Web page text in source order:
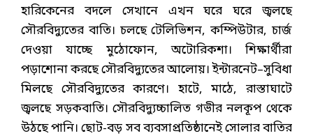
হারিকেনের বদলে সেখানে এখন ঘরে ঘরে জ্বলছে
সৌরবিদ্যুতের বাতি। চলছে টেলিভিশন, কম্পিউটার, চার্জ
দেওয়া যাচ্ছে মুঠোফোন, অটোরিকশা। শিক্ষার্থীরা
পড়াশোনা করছে সৌরবিদ্যুতের আলোয়। ইন্টারনেট–সুবিধা
মিলছে সৌরবিদ্যুতের কারণে। হাটে, মাঠে, রাস্তাঘাটে
জ্বলছে সড়কবাতি। সৌরবিদ্যুচ্চালিত গভীর নলকূপ থেকে
উঠছে পানি। ছোট-বড় সব ব্যবসাপ্রতিষ্ঠানেই সোলার বাতির